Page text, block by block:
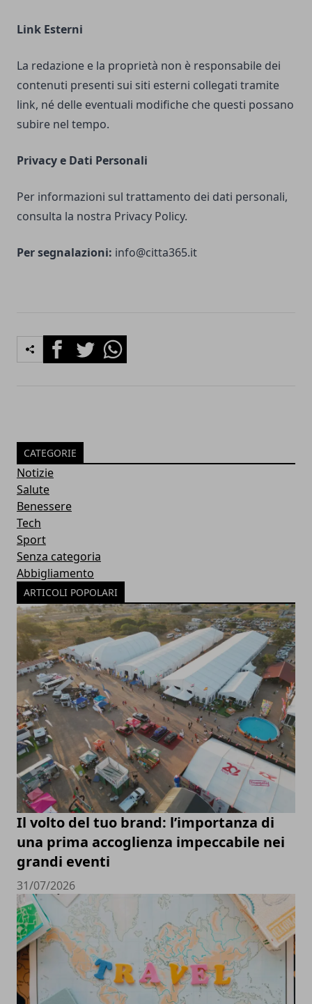
Link Esterni
La redazione e la proprietà non è responsabile dei
contenuti presenti sui siti esterni collegati tramite
link, né delle eventuali modifiche che questi possano
subire nel tempo.
Privacy e Dati Personali
Per informazioni sul trattamento dei dati personali,
consulta la nostra Privacy Policy.
Per segnalazioni: info@citta365.it
FacebookTwitterWhatsapp
CATEGORIE
Notizie
Salute
Benessere
Tech
Sport
Senza categoria
Abbigliamento
ARTICOLI POPOLARI
Il volto del tuo brand: l’importanza di
una prima accoglienza impeccabile nei
grandi eventi
31/07/2026